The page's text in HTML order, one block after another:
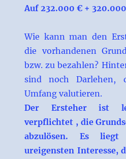
Auf 232.000 € +
Wie kann man den
die vorhandenen
bzw. zu bezahlen?
sind noch
Umfang valutieren.
Der Ersteher ist
verpflichtet , die
abzulösen. Es
ureigensten Interesse,